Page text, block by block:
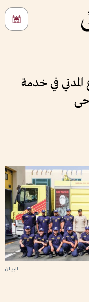
في خدمة
البيان